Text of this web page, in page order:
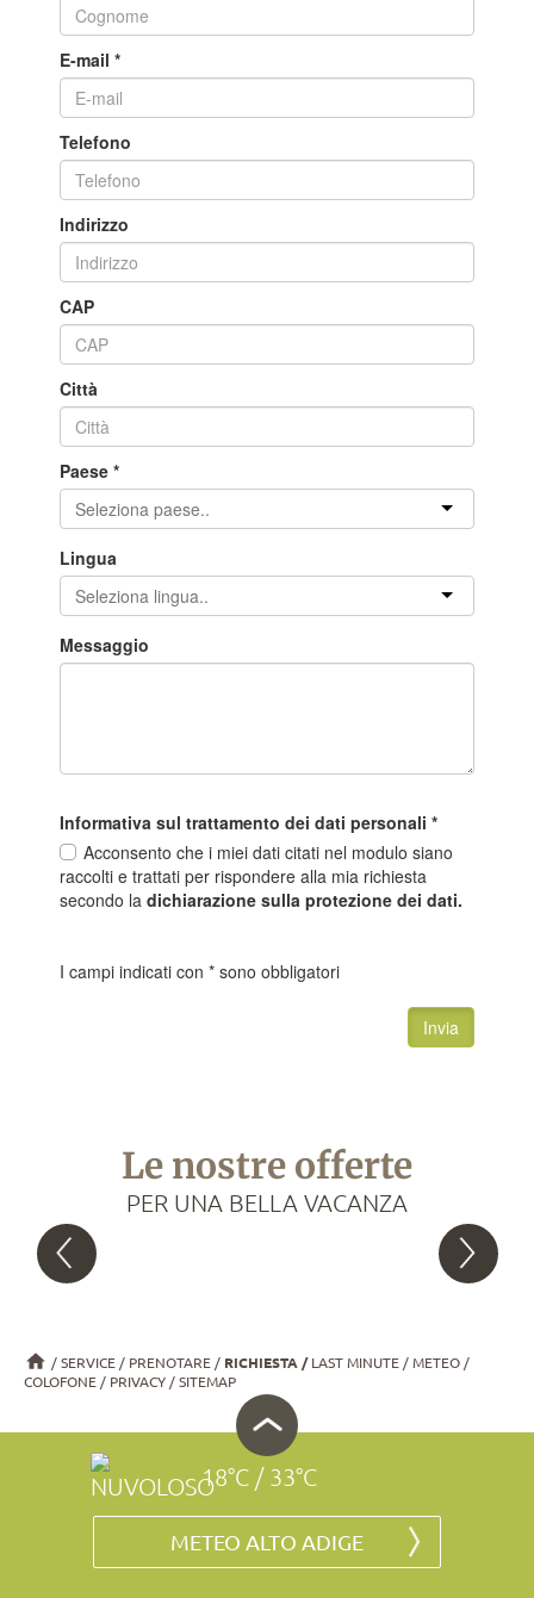
E-mail *
Telefono
Indirizzo
CAP
Città
Paese *
Lingua
Messaggio
Informativa sul trattamento dei dati personali *
Acconsento che i miei dati citati nel modulo siano
raccolti e trattati per rispondere alla mia richiesta
secondo la dichiarazione sulla protezione dei dati.
I campi indicati con * sono obbligatori
Invia
Le nostre offerte
PER UNA BELLA VACANZA
SERVICE PRENOTARE RICHIESTA LAST MINUTE
METEO
COLOFONE
PRIVACY SITEMAP
18°C / 33°C
METEO ALTO ADIGE